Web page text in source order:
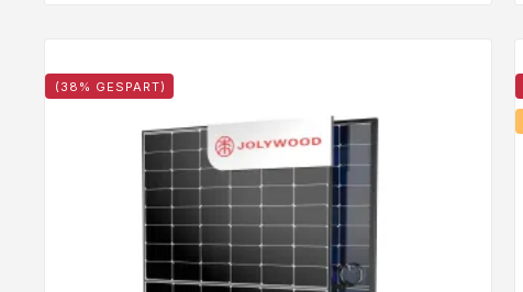
(38% GESPART)